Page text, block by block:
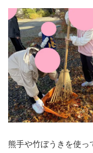
熊手や竹ぼうきを使っ